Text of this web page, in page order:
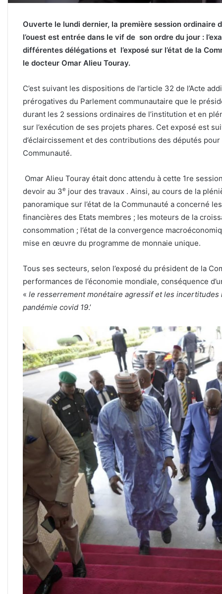
Ouverte le lundi dernier, la première session ordinaire
l’ouest est entrée dans le vif de son ordre du jour :
différentes délégations et l’exposé sur l’état de la
le docteur Omar Alieu Touray.
C’est suivant les dispositions de l’article 32 de l’Acte
prérogatives du Parlement communautaire que le
durant les 2 sessions ordinaires de l’institution et en
sur l’exécution de ses projets phares. Cet exposé est
d’éclaircissement et des contributions des députés
Communauté.
Omar Alieu Touray était donc attendu à cette 1re
devoir au 3e jour des travaux . Ainsi, au cours de la
panoramique sur l’état de la Communauté a concerné
financières des Etats membres ; les moteurs de la
consommation ; l’état de la convergence
mise en œuvre du programme de monnaie unique.
Tous ses secteurs, selon l’exposé du président de la
performances de l’économie mondiale, conséquence
« le resserrement monétaire agressif et les incertitudes
pandémie covid 19.’